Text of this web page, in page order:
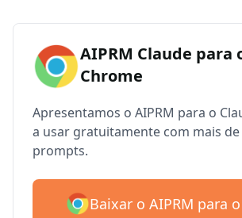
AIPRM Claude para
Chrome
Apresentamos o AIPRM para o
a usar gratuitamente com mais de
prompts.
Baixar o AIPRM para